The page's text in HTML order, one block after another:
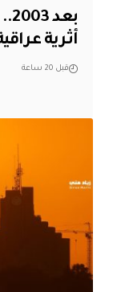
أثرية
قبل 20 ساعة